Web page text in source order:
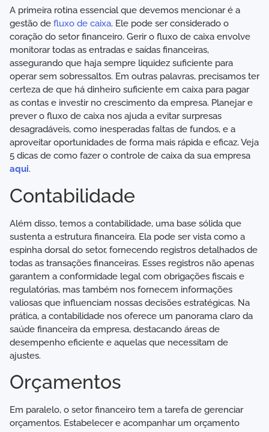
A primeira rotina essencial que devemos mencionar é a
gestão de fluxo de caixa. Ele pode ser considerado o
coração do setor financeiro. Gerir o fluxo de caixa envolve
monitorar todas as entradas e saídas financeiras,
assegurando que haja sempre liquidez suficiente para
operar sem sobressaltos. Em outras palavras, precisamos ter
certeza de que há dinheiro suficiente em caixa para pagar
as contas e investir no crescimento da empresa. Planejar e
prever o fluxo de caixa nos ajuda a evitar surpresas
desagradáveis, como inesperadas faltas de fundos, e a
aproveitar oportunidades de forma mais rápida e eficaz. Veja
5 dicas de como fazer o controle de caixa da sua empresa
aqui.
Contabilidade
Além disso, temos a contabilidade, uma base sólida que
sustenta a estrutura financeira. Ela pode ser vista como a
espinha dorsal do setor, fornecendo registros detalhados de
todas as transações financeiras. Esses registros não apenas
garantem a conformidade legal com obrigações fiscais e
regulatórias, mas também nos fornecem informações
valiosas que influenciam nossas decisões estratégicas. Na
prática, a contabilidade nos oferece um panorama claro da
saúde financeira da empresa, destacando áreas de
desempenho eficiente e aquelas que necessitam de
ajustes.
Orçamentos
Em paralelo, o setor financeiro tem a tarefa de gerenciar
orçamentos. Estabelecer e acompanhar um orçamento